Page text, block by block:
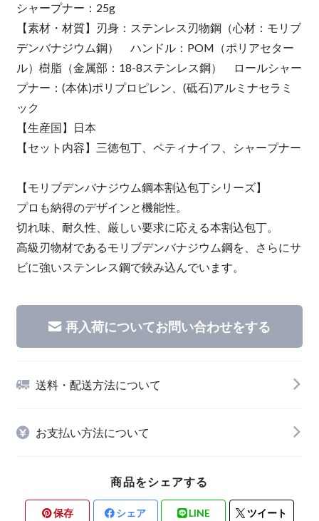
シャープナー：25g
【素材・材質】刃身：ステンレス刃物鋼（心材：モリブ
デンバナジウム鋼） ハンドル：POM（ポリアセター
ル）樹脂（金属部：18-8ステンレス鋼） ロールシャー
プナー：(本体)ポリプロピレン、(砥石)アルミナセラミ
ック
【生産国】日本
【セット内容】三徳包丁、ペティナイフ、シャープナー
【モリブデンバナジウム鋼本割込包丁シリーズ】
プロも納得のデザインと機能性。
切れ味、耐久性、厳しい要求に応える本割込包丁。
高級刃物材であるモリブデンバナジウム鋼を、さらにサ
ビに強いステンレス鋼で鋏み込んでいます。
再入荷についてお問い合わせをする
送料・配送方法について
お支払い方法について
商品をシェアする
保存 シェア LINE ツイート